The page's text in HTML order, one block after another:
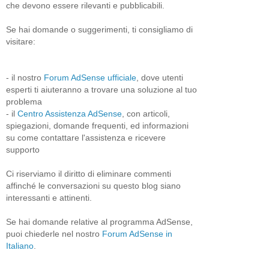
che devono essere rilevanti e pubblicabili.
Se hai domande o suggerimenti, ti consigliamo di
visitare:
- il nostro Forum AdSense ufficiale , dove utenti
esperti ti aiuteranno a trovare una soluzione al tuo
problema
- il Centro Assistenza AdSense , con articoli,
spiegazioni, domande frequenti, ed informazioni
su come contattare l'assistenza e ricevere
supporto
Ci riserviamo il diritto di eliminare commenti
affinché le conversazioni su questo blog siano
interessanti e attinenti.
Se hai domande relative al programma AdSense,
puoi chiederle nel nostro Forum AdSense in
Italiano